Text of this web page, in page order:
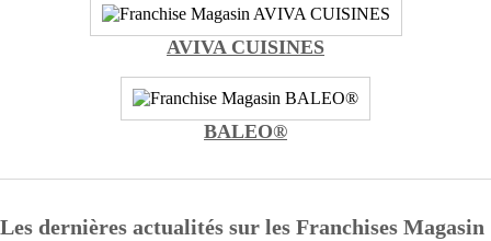
AVIVA CUISINES
BALEO®
Les dernières actualités sur les Franchises Magasin